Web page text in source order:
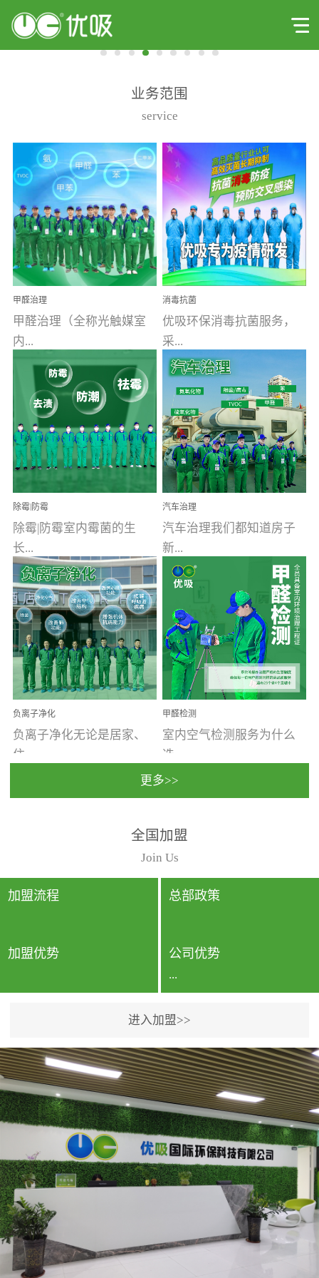
业务范围
service
甲醛治理
甲醛治理（全称光触媒室
内...
空气污染净化治理）工业
文明的进步，创造了多姿
多彩的家居产品和生活情
调，但也带来了以甲醛为
首的室内...
消毒抗菌
优吸环保消毒抗菌服务，
采...
用行业公认奥维牌消毒
液，具备杀死人体冠状病
毒的功效，杀菌率
99.99%。相对于传统消毒
液来说，无...
除霉|防霉
除霉|防霉室内霉菌的生
长...
受温度、湿度、基质养
分、通风四个条件影响，
温暖潮湿、营养物质多、
通风缓慢的空间最易滋生
大量霉菌的...
汽车治理
汽车治理我们都知道房子
新...
装修完会有甲醛，其实汽
车的甲醛超标问题更为严
重。汽车的空间范围小，
配件、皮具、装饰多，这
些都是汽...
负离子净化
负离子净化无论是居家、
住...
动，人类长时间停留的室
内空间都有整体消毒的需
要。因为空间内人流携带
的、空气...
甲醛检测
室内空气检测服务为什么
选...
行国家规定的标准检测方
法，空气采样量准确，检
测结果可靠，远胜于其他
检测...
更多>>
全国加盟
Join Us
加盟流程 总部政策
加盟优势 公司优势
...
专利保护优势、双甲资质
企业（“室内环境净化治理
甲级施工资质”“室内环境
污染治理资质等级证
书”）、拥有多名高级《环
境工程高级工程师》室内
空气治理资格认证的治理
人员、掌握室内空气净化
治理实用技术和五项专利
技术、八项计算机软件著
作权登记证书等。研发实
进入加盟>>